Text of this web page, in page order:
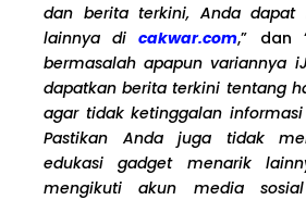
dan berita terkini, Anda dapat
lainnya dicakwar.com,” dan
bermasalah apapun variannya
dapatkan berita terkini tentang
agar tidak ketinggalan
Pastikan Anda juga tidak
edukasi gadget menarik
mengikuti akun media